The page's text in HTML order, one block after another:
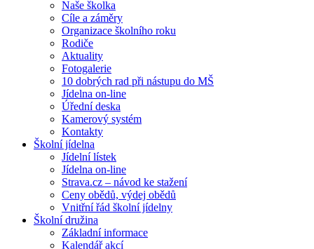
Naše školka
Cíle a záměry
Organizace školního roku
Rodiče
Aktuality
Fotogalerie
10 dobrých rad při nástupu do MŠ
Jídelna on-line
Úřední deska
Kamerový systém
Kontakty
Školní jídelna
Jídelní lístek
Jídelna on-line
Strava.cz – návod ke stažení
Ceny obědů, výdej obědů
Vnitřní řád školní jídelny
Školní družina
Základní informace
Kalendář akcí